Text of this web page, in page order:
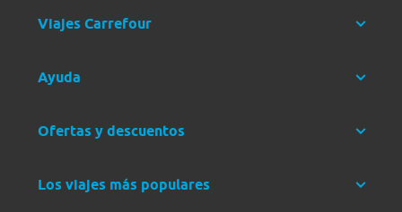
Viajes Carrefour
Ayuda
Ofertas y descuentos
Los viajes más populares